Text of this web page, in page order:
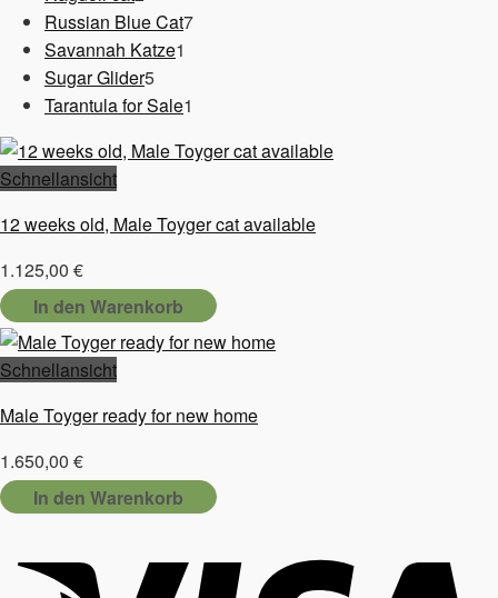
Produkte
Russian Blue Cat77
Savannah Katze1
Sugar Glider55
Produkte
Tarantula for Sale1
Schnellansicht
12 weeks old, Male Toyger cat available
1.125,00 €
In den Warenkorb
Schnellansicht
Male Toyger ready for new home
1.650,00 €
In den Warenkorb